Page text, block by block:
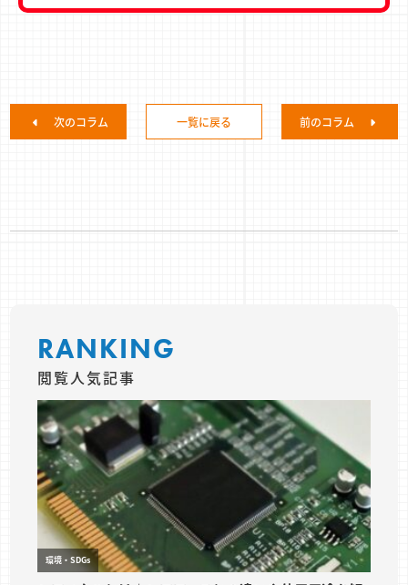
次のコラム 一覧に戻る 前のコラム
RANKING
閲覧人気記事